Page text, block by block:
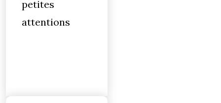
petites
attentions